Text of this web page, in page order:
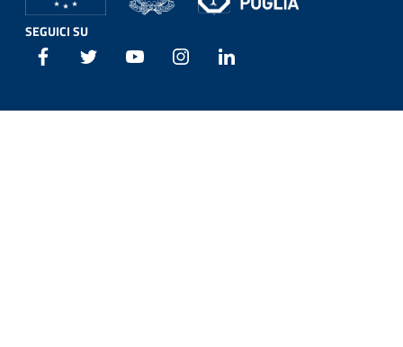
SEGUICI SU
Facebook Twitter Youtube Instagram